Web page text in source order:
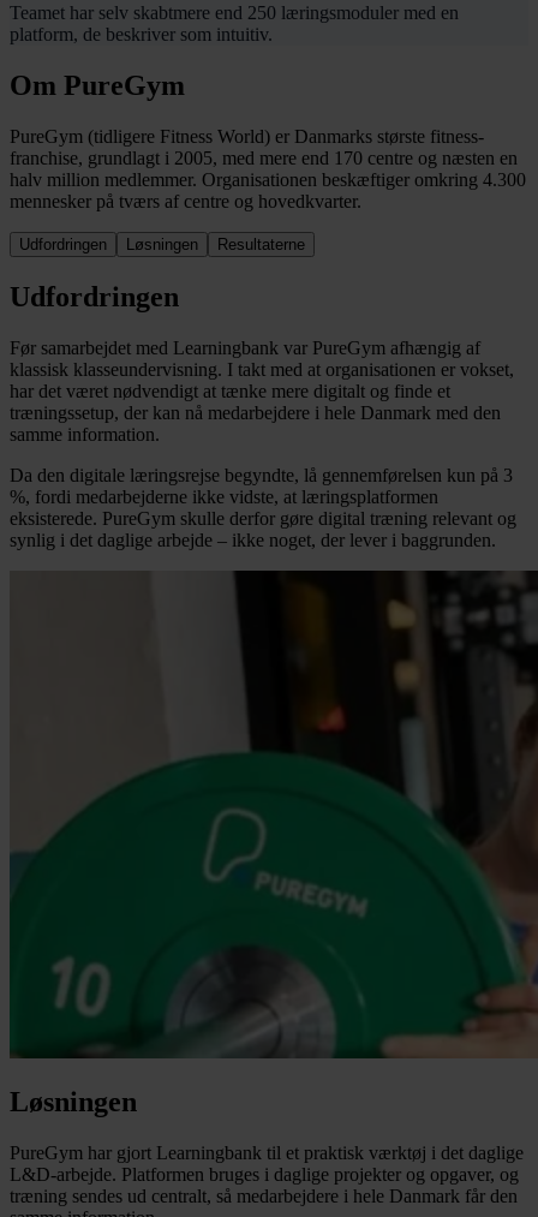
Teamet har selv skabtmere end 250 læringsmoduler med en
platform, de beskriver som intuitiv.
Om PureGym
PureGym (tidligere Fitness World) er Danmarks største fitness-
franchise, grundlagt i 2005, med mere end 170 centre og næsten en
halv million medlemmer. Organisationen beskæftiger omkring 4.300
mennesker på tværs af centre og hovedkvarter.
Udfordringen Løsningen Resultaterne
Udfordringen
Før samarbejdet med Learningbank var PureGym afhængig af
klassisk klasseundervisning. I takt med at organisationen er vokset,
har det været nødvendigt at tænke mere digitalt og finde et
træningssetup, der kan nå medarbejdere i hele Danmark med den
samme information.
Da den digitale læringsrejse begyndte, lå gennemførelsen kun på 3
%, fordi medarbejderne ikke vidste, at læringsplatformen
eksisterede. PureGym skulle derfor gøre digital træning relevant og
synlig i det daglige arbejde – ikke noget, der lever i baggrunden.
Løsningen
PureGym har gjort Learningbank til et praktisk værktøj i det daglige
L&D-arbejde. Platformen bruges i daglige projekter og opgaver, og
træning sendes ud centralt, så medarbejdere i hele Danmark får den